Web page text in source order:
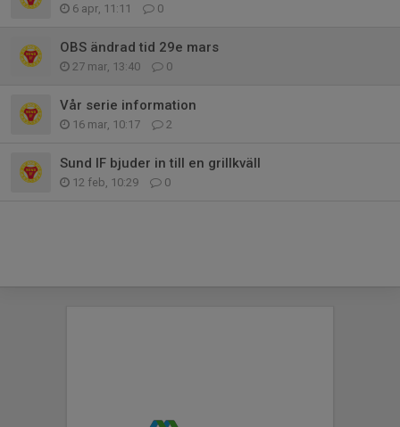
6 apr, 11:11 0
OBS ändrad tid 29e mars
27 mar, 13:40 0
Vår serie information
16 mar, 10:17 2
Sund IF bjuder in till en grillkväll
12 feb, 10:29 0